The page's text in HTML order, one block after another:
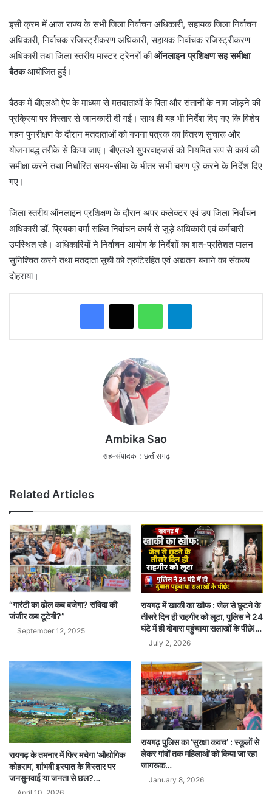
इसी क्रम में आज राज्य के सभी जिला निर्वाचन अधिकारी, सहायक जिला निर्वाचन
अधिकारी, निर्वाचक रजिस्ट्रीकरण अधिकारी, सहायक निर्वाचक रजिस्ट्रीकरण
अधिकारी तथा जिला स्तरीय मास्टर ट्रेनरों कीऑनलाइन प्रशिक्षण सह समीक्षा
बैठकआयोजित हुई।
बैठक में बीएलओ ऐप के माध्यम से मतदाताओं के पिता और संतानों के नाम जोड़ने की
प्रक्रिया पर विस्तार से जानकारी दी गई। साथ ही यह भी निर्देश दिए गए कि विशेष
गहन पुनरीक्षण के दौरान मतदाताओं को गणना पत्रक का वितरण सुचारू और
योजनाबद्ध तरीके से किया जाए। बीएलओ सुपरवाइजर्स को नियमित रूप से कार्य की
समीक्षा करने तथा निर्धारित समय-सीमा के भीतर सभी चरण पूरे करने के निर्देश दिए
गए।
जिला स्तरीय ऑनलाइन प्रशिक्षण के दौरान अपर कलेक्टर एवं उप जिला निर्वाचन
अधिकारी डॉ. प्रियंका वर्मा सहित निर्वाचन कार्य से जुड़े अधिकारी एवं कर्मचारी
उपस्थित रहे। अधिकारियों ने निर्वाचन आयोग के निर्देशों का शत-प्रतिशत पालन
सुनिश्चित करने तथा मतदाता सूची को त्रुटिरहित एवं अद्यतन बनाने का संकल्प
दोहराया।
WhatsAppTelegram
Ambika Sao
सह-संपादक : छत्तीसगढ़
Related Articles
“गारंटी का ढोल कब बजेगा? संविदा की
जंजीर कब टूटेगी?”
September 12, 2025
रायगढ़ में खाकी का खौफ : जेल से छूटने के
तीसरे दिन ही राहगीर को लूटा, पुलिस ने 24
घंटे में ही दोबारा पहुंचाया सलाखों के पीछे!…
July 2, 2026
रायगढ़ के तमनार में फिर मचेगा ‘औद्योगिक
कोहराम’, शांभवी इस्पात के विस्तार पर
जनसुनवाई या जनता से छल?…
रायगढ़ पुलिस का ‘सुरक्षा कवच’ : स्कूलों से
लेकर गांवों तक महिलाओं को किया जा रहा
जागरूक…
January 8, 2026